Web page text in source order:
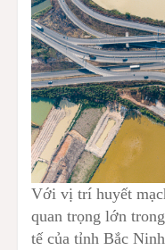
Với vị trí huyết
quan trọng lớn
tế của tỉnh Bắc